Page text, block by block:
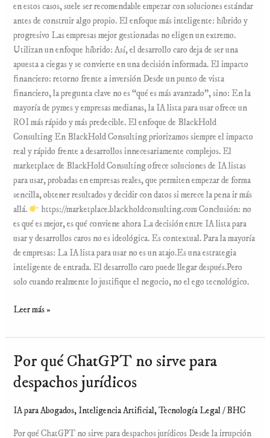
en estos casos, suele ser recomendable empezar con soluciones estándar
antes de construir algo propio. El enfoque más inteligente: híbrido y
progresivo Las empresas mejor gestionadas no eligen un extremo.
Utilizan un enfoque híbrido: Así, el desarrollo caro deja de ser una
apuesta a ciegas y se convierte en una decisión informada. El impacto
financiero: retorno frente a inversión Desde un punto de vista
financiero, la pregunta clave no es “qué es más avanzado”, sino: En la
mayoría de pymes y empresas medianas, la IA lista para usar ofrece un
ROI más rápido y más predecible. El enfoque de BlackHold
Consulting En BlackHold Consulting priorizamos siempre el impacto
real y rápido frente a desarrollos innecesariamente complejos. El
marketplace de BlackHold Consulting ofrece soluciones de IA listas
para usar, probadas en empresas reales, que permiten empezar de forma
sencilla, obtener resultados y decidir con datos si merece la pena ir más
allá.
https://marketplace.blackholdconsulting.com Conclusión: no
es qué es mejor, es qué conviene ahora La decisión entre IA lista para
usar y desarrollos caros no es ideológica. Es contextual. Para la mayoría
de empresas: La IA lista para usar no es un atajo.Es una estrategia
inteligente de entrada. El desarrollo caro puede llegar después.Pero
solo cuando realmente lo justifique el negocio, no el ego tecnológico.
Leer más »
Por qué ChatGPT no sirve para
despachos jurídicos
IA para Abogados, Inteligencia Artificial,Tecnología Legal/BHC
Por qué ChatGPT no sirve para despachos jurídicos Desde la irrupción
Por
ChatGPT
sirve
para